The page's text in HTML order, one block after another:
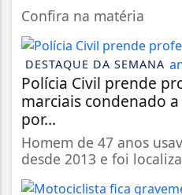
Confira na matéria
DESTAQUE DA SEMANA
Polícia Civil prende
marciais condenado
por...
Homem de 47 anos
desde 2013 e foi